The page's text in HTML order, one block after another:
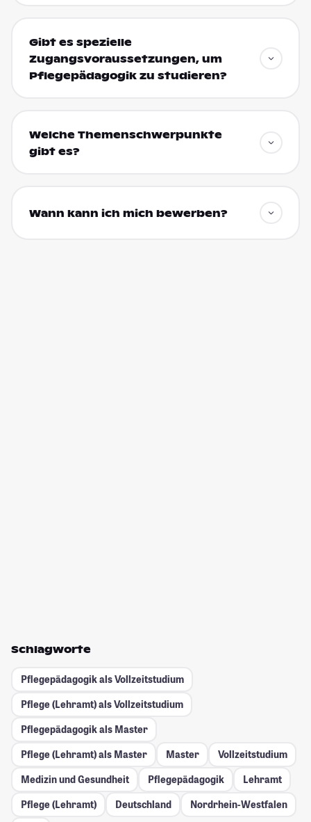
Gibt es spezielle
Zugangsvoraussetzungen, um
Pflegepädagogik zu studieren?
Welche Themenschwerpunkte
gibt es?
Wann kann ich mich bewerben?
Schlagworte
Pflegepädagogik als Vollzeitstudium
Pflege (Lehramt) als Vollzeitstudium
Pflegepädagogik als Master
Pflege (Lehramt) als Master
Master
Vollzeitstudium
Medizin und Gesundheit
Pflegepädagogik
Lehramt
Pflege (Lehramt)
Deutschland
Nordrhein-Westfalen